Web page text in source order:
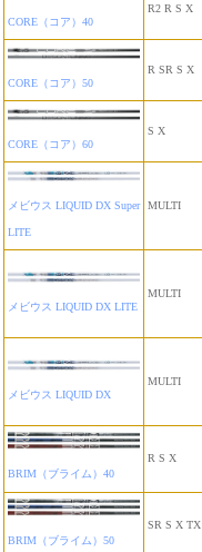
CORE（コア）40
R2 R S X
CORE（コア）50
R SR S X
CORE（コア）60
S X
メビウス LIQUID DX Super
LITE
MULTI
メビウス LIQUID DX LITE
MULTI
メビウス LIQUID DX
MULTI
BRIM（ブライム）40
R S X
BRIM（ブライム）50
SR S X TX